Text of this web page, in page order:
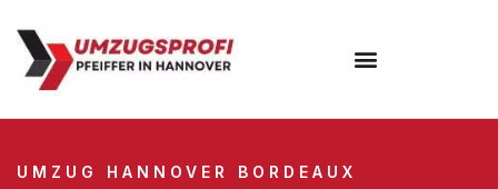
UMZUG HANNOVER BORDEAUX